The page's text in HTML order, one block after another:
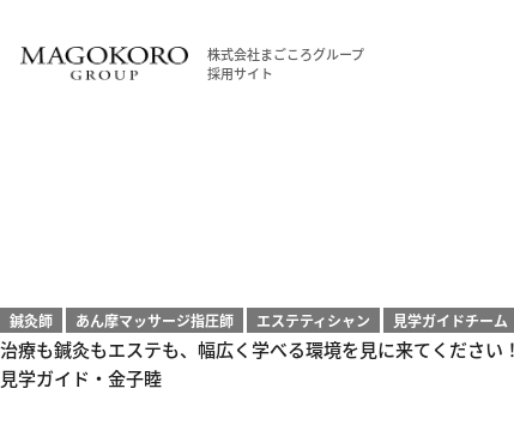
株式会社まごころグループ
採用サイト
鍼灸師 あん摩マッサージ指圧師 エステティシャン 見学ガイドチーム
治療も鍼灸もエステも、幅広く学べる環境を見に来てください！
見学ガイド・金子睦